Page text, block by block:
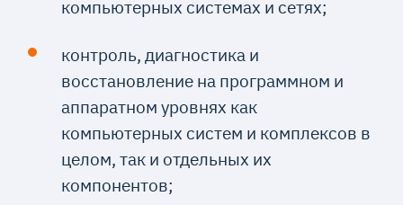
компьютерных системах и сетях;
контроль, диагностика и
восстановление на программном и
аппаратном уровнях как
компьютерных систем и комплексов в
целом, так и отдельных их
компонентов;